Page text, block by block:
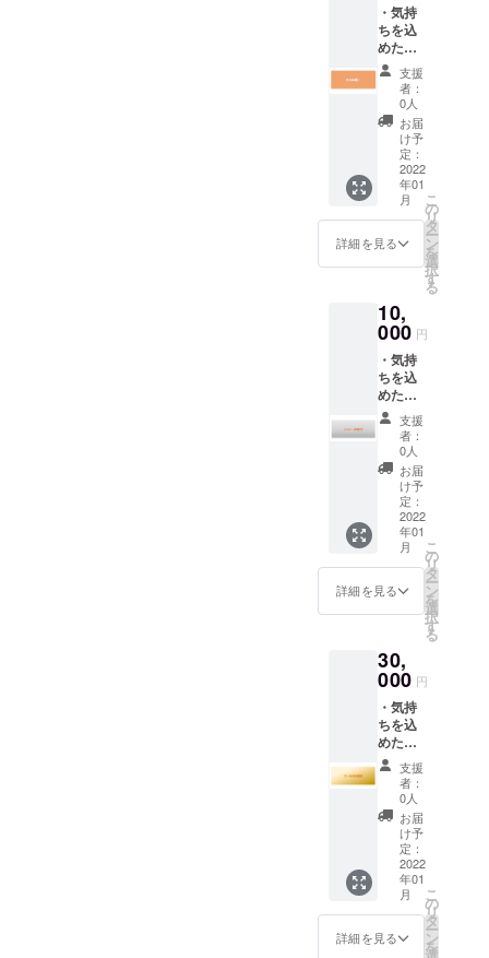
・気持
ちを込
めた感
謝の
メッ
セージ
を送ら
せてい
ただき
ます。
・サブ
スクリ
プショ
ン：
「１ヶ
月プラ
クーポ
ンコー
ド発行
（各１
名様
分）
→ リ
リース
日の１
週間前
にメー
ルにて
配布
支援
者：
0人
お届
け予
定：
2022
年01
月
詳細を見る
こ
の
リ
タ
ー
ン
を
選
択
す
る
10,
000 円
・気持
ちを込
めた感
謝の
メッ
セージ
・月に
一度、
活動状
況の報
告メー
（2024
年 1月
まで）
・サブ
プショ
ン：
「１ヶ
月プラ
ン」
クーポ
ンコー
ド発行
（各２
名様
分）
→ リ
リース
日の１
週間前
にメー
ルにて
支援
者：
0人
お届
け予
定：
2022
年01
月
詳細を見る
こ
の
リ
タ
ー
ン
を
選
択
す
る
30,
000 円
・気持
ちを込
めた感
謝の
メッ
セージ
・月に
一度、
活動状
況の報
告メー
（2024
年 1月
まで）
支援
者：
0人
お届
け予
定：
2022
年01
月
詳細を見る
こ
の
リ
タ
ー
ン
を